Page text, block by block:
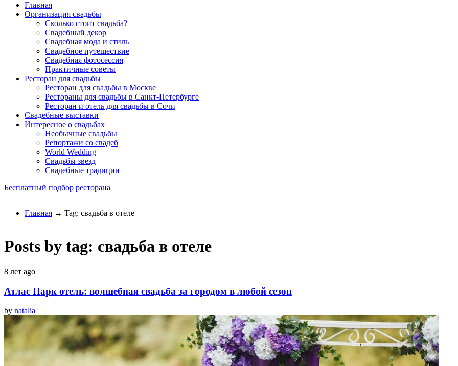
Главная
Организация свадьбы
Сколько стоит свадьба?
Свадебный декор
Свадебная мода и стиль
Свадебное путешествие
Свадебная фотосессия
Практичные советы
Ресторан для свадьбы
Ресторан для свадьбы в Москве
Рестораны для свадьбы в Санкт-Петербурге
Ресторан и отель для свадьбы в Сочи
Свадебные выставки
Интересное о свадьбах
Необычные свадьбы
Репортажи со свадеб
World Wedding
Свадьбы звезд
Свадебные традиции
Бесплатный подбор ресторана
Главная → Tag: свадьба в отеле
Posts by tag: свадьба в отеле
8 лет ago
Атлас Парк отель: волшебная свадьба за городом в любой сезон
by natalia